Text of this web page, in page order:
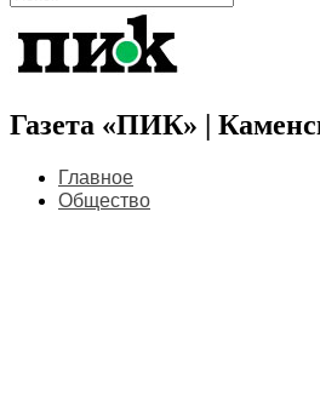
Газета «ПИК» |
Главное
Общество